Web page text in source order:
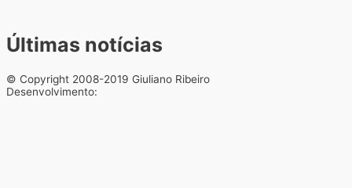
Últimas notícias
© Copyright 2008-2019 Giuliano Ribeiro
Desenvolvimento: